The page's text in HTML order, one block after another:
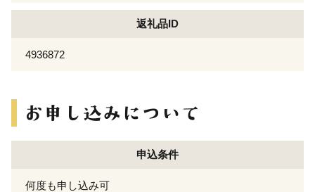
返礼品ID
4936872
申込条件
何度も申し込み可